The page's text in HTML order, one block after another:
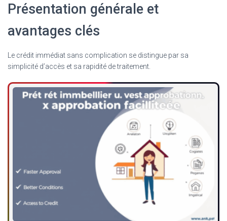
Présentation générale et
avantages clés
Le crédit immédiat sans complication se distingue par sa
simplicité d’accès et sa rapidité de traitement.